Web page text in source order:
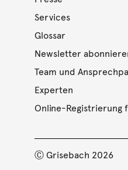
Services
Glossar
Newsletter
Team und
Experten
Online-Registrierung
Ⓒ Grisebach 2026